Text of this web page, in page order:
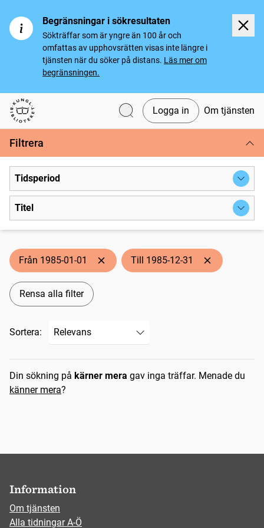
Begränsningar i sökresultaten
Sökträffar som är yngre än 100 år och
omfattas av upphovsrätten visas inte längre i
tjänsten när du söker på distans. Läs mer om
begränsningen.
Svenska tidningar
Logga in Om tjänsten
Filtrera
Tidsperiod
Titel
Från 1985-01-01 Till 1985-12-31
Rensa alla filter
Sortera:
Sökresultat
Din sökning på kärner mera gav inga träffar. Menade du
känner mera?
Information
Om tjänsten
Alla tidningar A-Ö